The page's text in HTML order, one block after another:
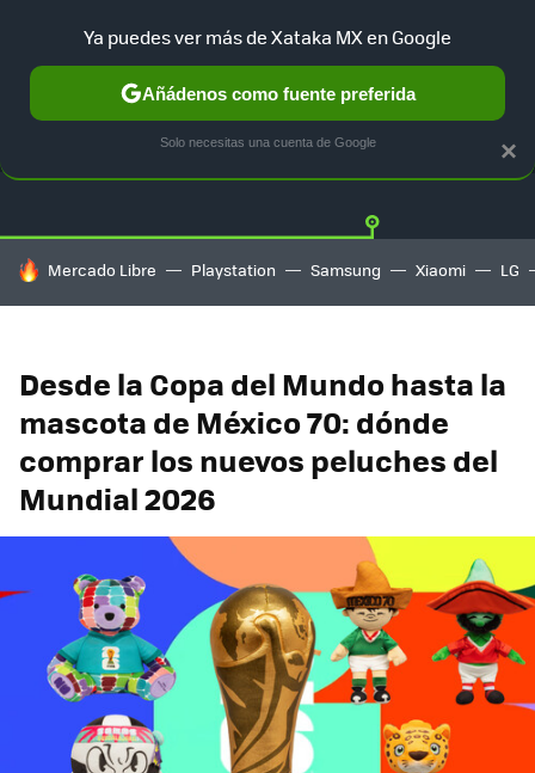
GUÍA DE COMPRAS MERCADO LIBRE
HOY SE HABLA DE
Mercado Libre Playstation Samsung Xiaomi LG
Desde la Copa del Mundo hasta la
mascota de México 70: dónde
comprar los nuevos peluches del
Mundial 2026
×
Ya puedes ver más de Xataka MX en Google
Añádenos como fuente preferida
Solo necesitas una cuenta de Google